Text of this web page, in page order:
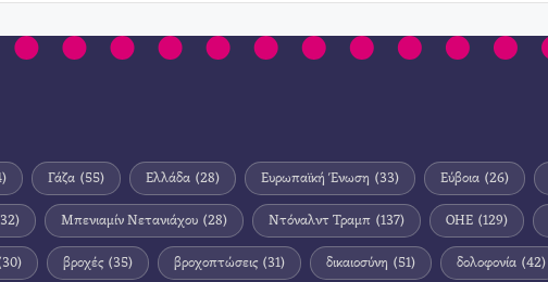
Γάζα (55) Ελλάδα (28) Ευρωπαϊκή Ένωση (33) Εύβοια (26)
Μπενιαμίν Νετανιάχου (28) Ντόναλντ Τραμπ (137) ΟΗΕ (129)
βροχές (35) βροχοπτώσεις (31) δικαιοσύνη (51) δολοφονία (42)